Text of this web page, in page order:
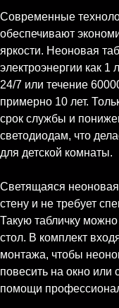
Современные
обеспечивают
яркости. Неоновая
электроэнергии как
24/7 или течение
примерно 10 лет.
срок службы и
светодиодам, что
для детской комнаты.
Светящаяся
стену и не требует
Такую табличку
стол. В комплект
монтажа, чтобы
повесить на окно или
помощи